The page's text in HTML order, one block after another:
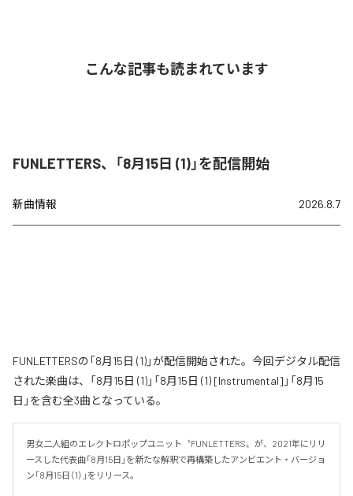
こんな記事も読まれています
FUNLETTERS、「8月15日 (1)」を配信開始
新曲情報 2026.8.7
FUNLETTERSの「8月15日 (1)」が配信開始された。今回デジタル配信
された楽曲は、「8月15日 (1)」「8月15日 (1) [Instrumental]」「8月15
日」を含む全3曲となっている。
男女二人組のエレクトロポップユニット〝FUNLETTERS〟が、2021年にリリ
ースした代表曲「8月15日」を新たな解釈で再構築したアンビエント・バージョ
ン「8月15日（1）」をリリース。